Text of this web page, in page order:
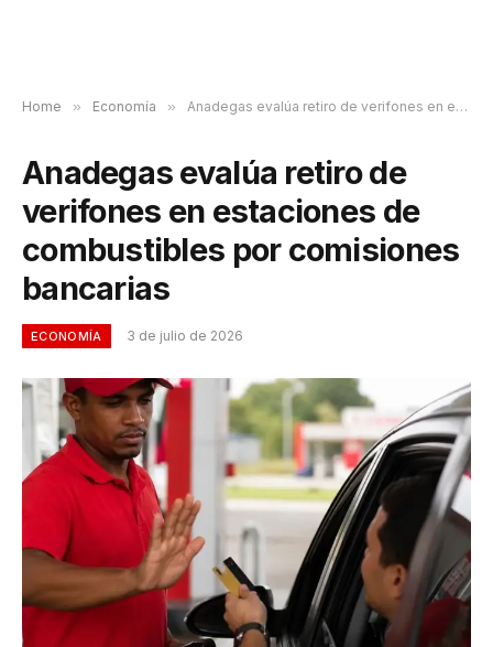
Home » Economía » Anadegas evalúa retiro de verifones en estaciones de combustibles por comisiones bancarias
Anadegas evalúa retiro de
verifones en estaciones de
combustibles por comisiones
bancarias
ECONOMÍA 3 de julio de 2026